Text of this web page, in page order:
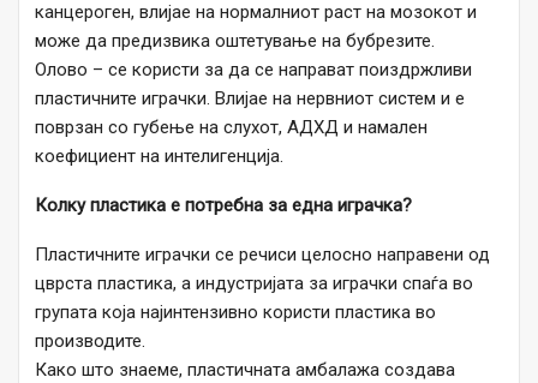
канцероген, влијае на нормалниот раст на мозокот и
може да предизвика оштетување на бубрезите.
Олово – се користи за да се направат поиздржливи
пластичните играчки. Влијае на нервниот систем и е
поврзан со губење на слухот, АДХД и намален
коефициент на интелигенција.
Колку пластика е потребна за една играчка?
Пластичните играчки се речиси целосно направени од
цврста пластика, а индустријата за играчки спаѓа во
групата која најинтензивно користи пластика во
производите.
Како што знаеме, пластичната амбалажа создава